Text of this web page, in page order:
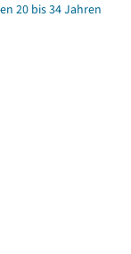
20 bis 34 Jahren